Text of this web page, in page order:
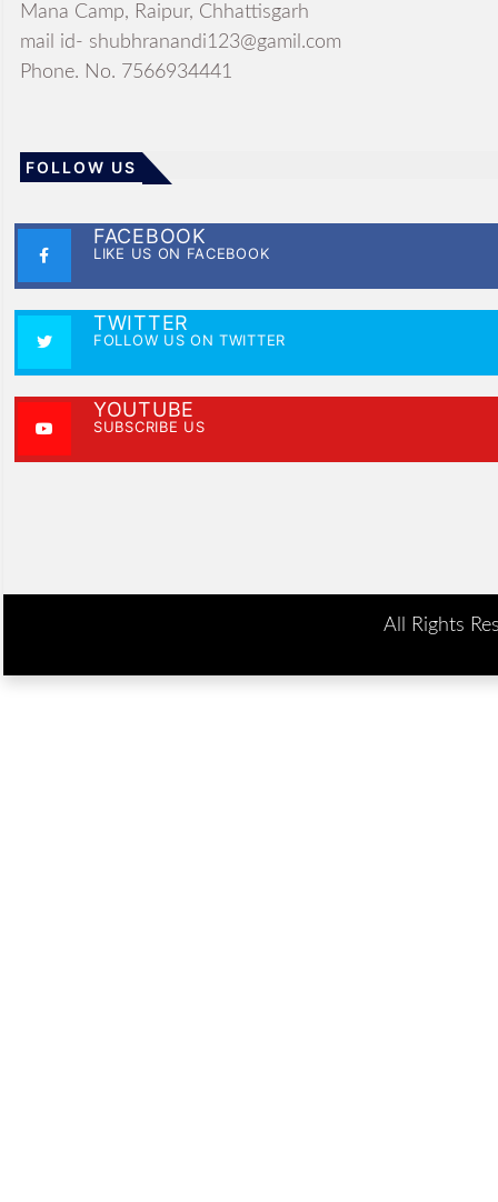
Mana Camp, Raipur, Chhattisgarh
mail id- shubhranandi123@gamil.com
Phone. No. 7566934441
FOLLOW US
FACEBOOK
LIKE US ON FACEBOOK
TWITTER
FOLLOW US ON TWITTER
YOUTUBE
SUBSCRIBE US
All Rights